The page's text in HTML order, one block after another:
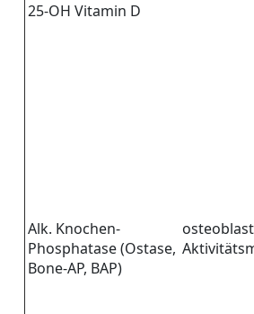
25-OH Vitamin D
Alk. Knochen-
Phosphatase (Ostase,
Bone-AP, BAP)